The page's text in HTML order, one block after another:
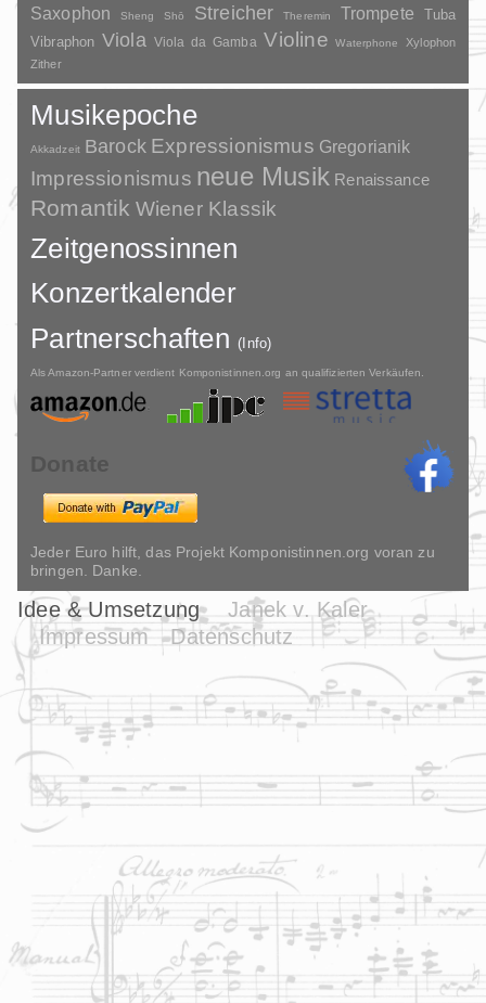
Saxophon Sheng Shō Streicher Theremin Trompete
Tuba
Vibraphon Viola Viola da Gamba Violine Waterphone
Xylophon
Zither
Musikepoche
Akkadzeit Barock Expressionismus Gregorianik
Impressionismus neue Musik Renaissance
Romantik Wiener Klassik
Zeitgenossinnen
Konzertkalender
Partnerschaften(Info)
Als Amazon-Partner verdient Komponistinnen.org an qualifizierten Verkäufen.
Donate
Jeder Euro hilft, das Projekt Komponistinnen.org voran zu
bringen. Danke.
Idee & Umsetzung
Janek v. Kaler
Impressum
Datenschutz